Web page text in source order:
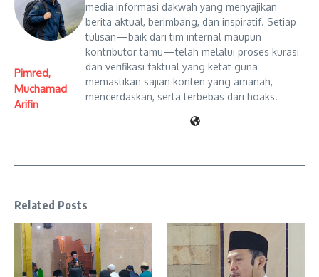
Pimred,
Muchamad
Arifin
media informasi dakwah yang menyajikan
berita aktual, berimbang, dan inspiratif. Setiap
tulisan—baik dari tim internal maupun
kontributor tamu—telah melalui proses kurasi
dan verifikasi faktual yang ketat guna
memastikan sajian konten yang amanah,
mencerdaskan, serta terbebas dari hoaks.
Related Posts